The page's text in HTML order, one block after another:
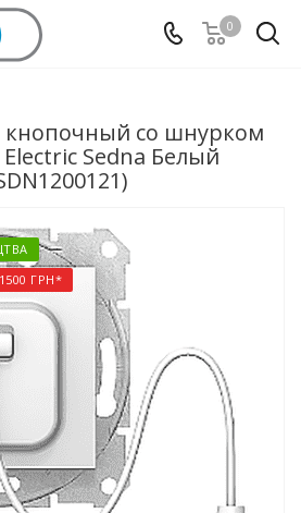
0
со шнурком
Sedna Белый
ГРН*